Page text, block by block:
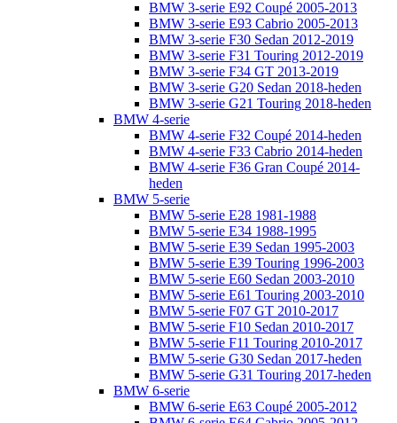
BMW 3-serie E92 Coupé 2005-2013
BMW 3-serie E93 Cabrio 2005-2013
BMW 3-serie F30 Sedan 2012-2019
BMW 3-serie F31 Touring 2012-2019
BMW 3-serie F34 GT 2013-2019
BMW 3-serie G20 Sedan 2018-heden
BMW 3-serie G21 Touring 2018-heden
BMW 4-serie
BMW 4-serie F32 Coupé 2014-heden
BMW 4-serie F33 Cabrio 2014-heden
BMW 4-serie F36 Gran Coupé 2014-
heden
BMW 5-serie
BMW 5-serie E28 1981-1988
BMW 5-serie E34 1988-1995
BMW 5-serie E39 Sedan 1995-2003
BMW 5-serie E39 Touring 1996-2003
BMW 5-serie E60 Sedan 2003-2010
BMW 5-serie E61 Touring 2003-2010
BMW 5-serie F07 GT 2010-2017
BMW 5-serie F10 Sedan 2010-2017
BMW 5-serie F11 Touring 2010-2017
BMW 5-serie G30 Sedan 2017-heden
BMW 5-serie G31 Touring 2017-heden
BMW 6-serie
BMW 6-serie E63 Coupé 2005-2012